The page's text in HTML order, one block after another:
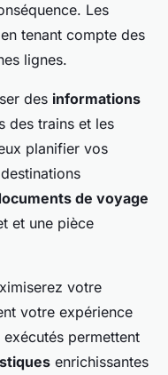
Les
tenant compte des
lignes.
des informations
des trains et les
planifier vos
de voyage
et une pièce
votre
votre expérience
permettent
enrichissantes